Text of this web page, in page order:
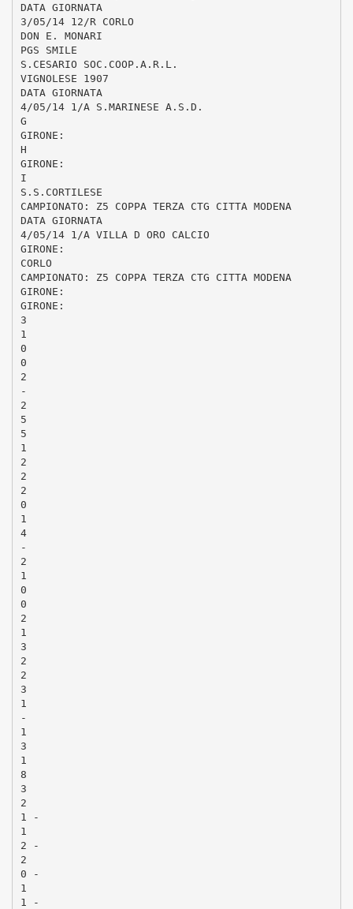
DATA GIORNATA
3/05/14 12/R CORLO
DON E. MONARI
PGS SMILE
S.CESARIO SOC.COOP.A.R.L.
VIGNOLESE 1907
DATA GIORNATA
4/05/14 1/A S.MARINESE A.S.D.
G
GIRONE:
H
GIRONE:
I
S.S.CORTILESE
CAMPIONATO: Z5 COPPA TERZA CTG CITTA MODENA
DATA GIORNATA
4/05/14 1/A VILLA D ORO CALCIO
GIRONE:
CORLO
CAMPIONATO: Z5 COPPA TERZA CTG CITTA MODENA
GIRONE:
GIRONE:
3
1
0
0
2
-
2
5
5
1
2
2
2
0
1
4
-
2
1
0
0
2
1
3
2
2
3
1
-
1
3
1
8
3
2
1 -
1
2 -
2
0 -
1
1 -